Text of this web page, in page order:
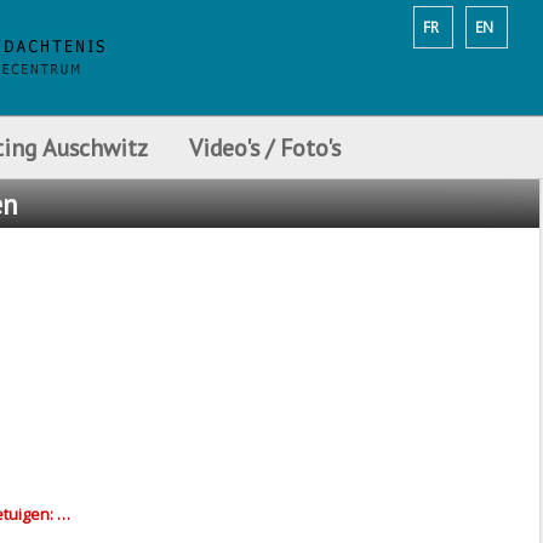
EN
FR
Auschwitz Video's / Foto's
…